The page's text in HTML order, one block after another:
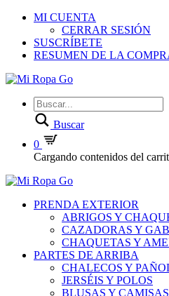
MI CUENTA
CERRAR SESIÓN
SUSCRÍBETE
RESUMEN DE LA
Buscar
0
Cargando contenidos del
PRENDA EXTERIOR
ABRIGOS Y
CAZADORAS Y
CHAQUETAS Y
PARTES DE ARRIBA
CHALECOS Y
JERSÉIS Y POLOS
BLUSAS Y CAMISAS